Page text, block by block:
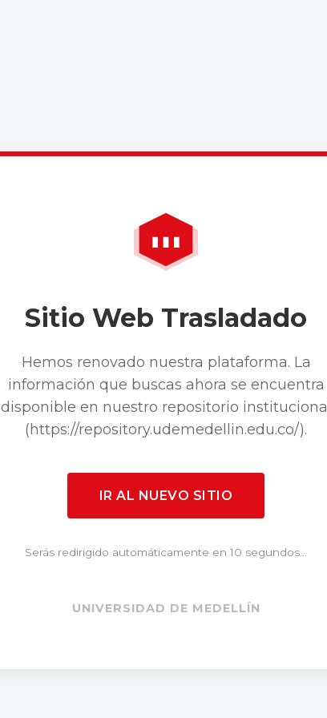
Sitio Web Trasladado
Hemos renovado nuestra plataforma. La
información que buscas ahora se encuentra
disponible en nuestro repositorio institucional
(https://repository.udemedellin.edu.co/).
IR AL NUEVO SITIO
Serás redirigido automáticamente en 10 segundos...
UNIVERSIDAD DE MEDELLÍN